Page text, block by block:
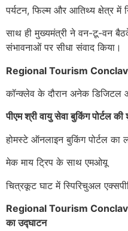
पर्यटन, फिल्म और आतिथ्य क्षेत्र में
साथ ही मुख्यमंत्री ने वन-टू-वन
संभावनाओं पर सीधा संवाद किया।
Regional Tourism
कॉन्क्लेव के दौरान अनेक डिजिटल
पीएम श्री वायु सेवा बुकिंग पोर्टल
होमस्टे ऑनलाइन बुकिंग पोर्टल का
मेक माय ट्रिप के साथ एमओयू
चित्रकूट घाट में स्पिरिचुअल
Regional Tourism
का उद्घाटन